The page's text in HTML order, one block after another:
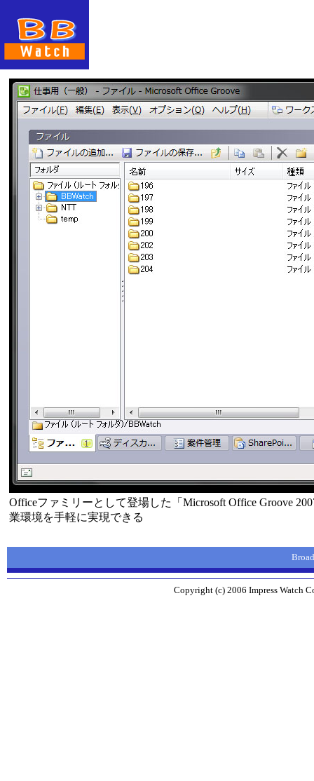
Officeファミリーとして登場した「Microsoft Office Groove
業環境を手軽に実現できる
Copyright (c) 2006 Impress Watch